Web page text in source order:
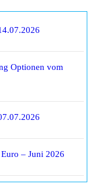
Optionen vom
– Juni 2026